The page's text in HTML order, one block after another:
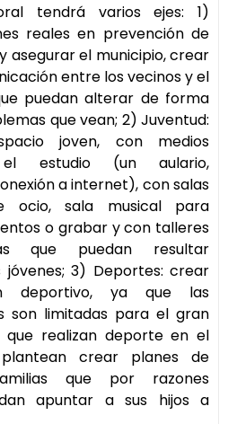
tendrá varios ejes: 1)
reales en prevención de
asegurar el municipio, crear
entre los vecinos y el
puedan alterar de forma
que vean; 2) Juventud:
joven, con medios
estudio (un aulario,
a internet), con salas
ocio, sala musical para
o grabar y con talleres
que puedan resultar
3) Deportes: crear
deportivo, ya que las
son limitadas para el gran
que realizan deporte en el
plantean crear planes de
que por razones
apuntar a sus hijos a